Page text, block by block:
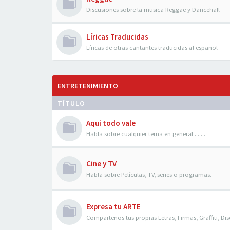
Discusiones sobre la musica Reggae y Dancehall
Líricas Traducidas
Líricas de otras cantantes traducidas al español
ENTRETENIMIENTO
TÍTULO
Aqui todo vale
Habla sobre cualquier tema en general .......
Cine y TV
Habla sobre Películas, TV, series o programas.
Expresa tu ARTE
Compartenos tus propias Letras, Firmas, Graffiti,